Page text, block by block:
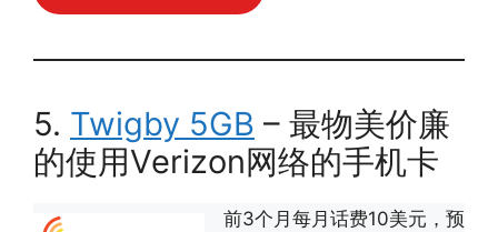
5. Twigby 5GB – 最物美价廉
的使用Verizon网络的手机卡
前3个月每月话费10美元，预